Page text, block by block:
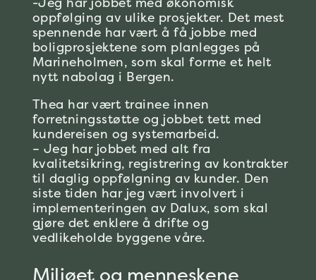
oppfølging av ulike prosjekter. Det mest
spennende har vært å få jobbe med
boligprosjektene som planlegges på
Marineholmen, som skal forme et helt
nytt nabolag i Bergen.
Thea har vært trainee innen
forretningsstøtte og jobbet tett med
kundereisen og systemarbeid.
– Jeg har jobbet med alt fra
kvalitetsikring, registrering av kontrakter
til daglig oppfølgning av kunder. Den
siste tiden har jeg vært involvert i
implementeringen av Dalux, som skal
gjøre det enklere å drifte og
vedlikeholde byggene våre.
Miljøet og menneskene